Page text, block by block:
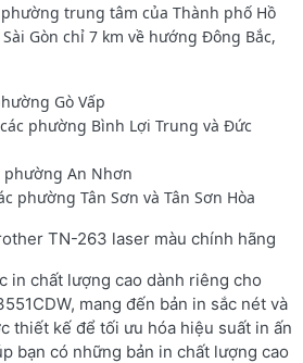
trung tâm của Thành phố Hồ
Gòn chỉ 7 km về hướng Đông Bắc,
Gò Vấp
phường Bình Lợi Trung và Đức
An Nhơn
phường Tân Sơn và Tân Sơn Hòa
TN-263 laser màu chính hãng
in chất lượng cao dành riêng cho
mang đến bản in sắc nét và
thiết kế để tối ưu hóa hiệu suất in ấn
bạn có những bản in chất lượng cao